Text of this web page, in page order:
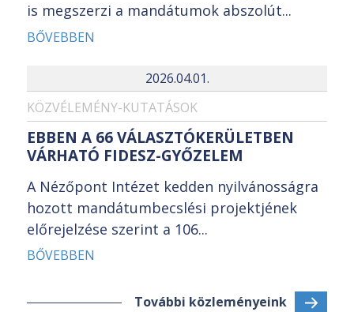
is megszerzi a mandátumok abszolút...
BŐVEBBEN
2026.04.01.
KÖZVÉLEMÉNY-KUTATÁSOK
EBBEN A 66 VÁLASZTÓKERÜLETBEN
VÁRHATÓ FIDESZ-GYŐZELEM
A Nézőpont Intézet kedden nyilvánosságra
hozott mandátumbecslési projektjének
előrejelzése szerint a 106...
BŐVEBBEN
További közleményeink